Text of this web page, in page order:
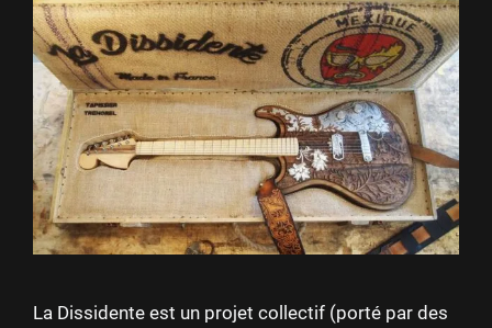
La Dissidente est un projet collectif (porté par des